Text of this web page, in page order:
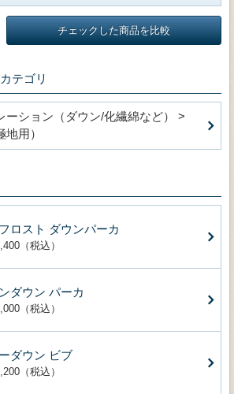
チェックした商品を比較
テゴリ
ーション（ダウン/化繊綿など） >
地用）
ロスト ダウンパーカ
（税込）
ダウン パーカ
（税込）
ダウン ビブ
（税込）